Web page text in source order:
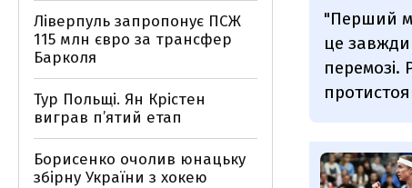
"Перший
це завжди
перемозі.
Ліверпуль запропонує ПСЖ
115 млн євро за трансфер
Барколя
Тур Польщі. Ян Крістен
виграв п’ятий етап
Борисенко очолив юнацьку
збірну України з хокею